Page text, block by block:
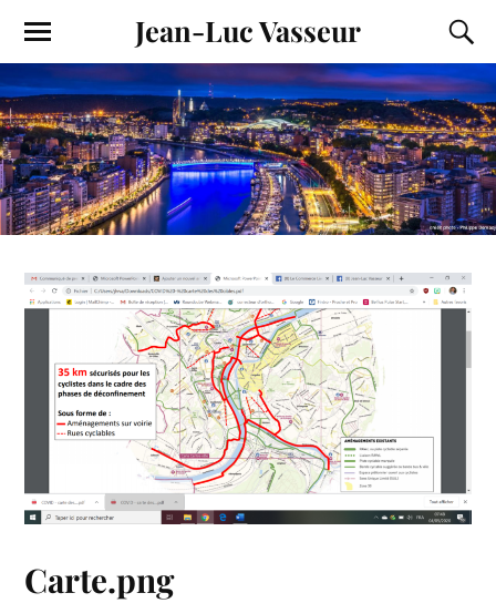
Jean-Luc Vasseur
Carte.png